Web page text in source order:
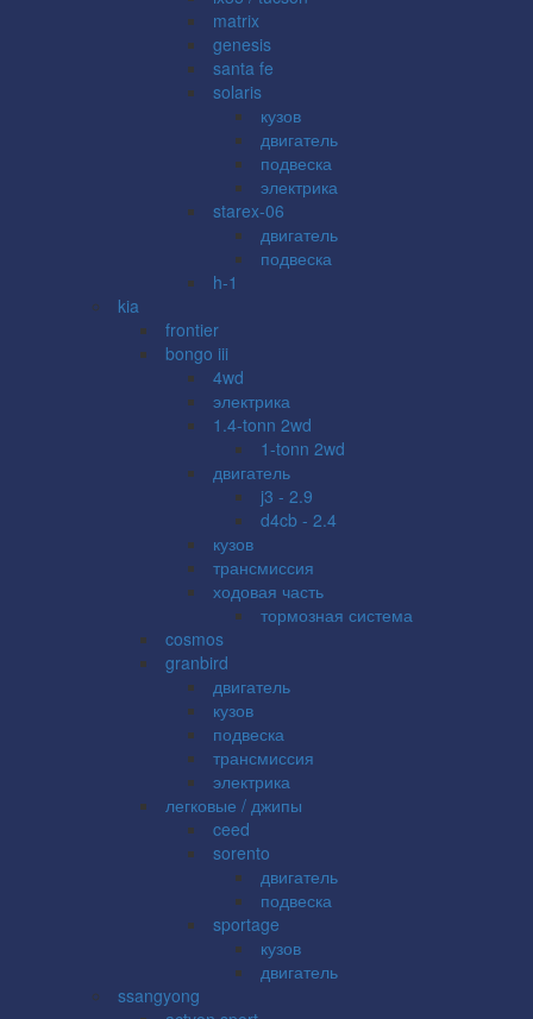
matrix
genesis
santa fe
solaris
кузов
двигатель
подвеска
электрика
starex-06
двигатель
подвеска
h-1
kia
frontier
bongo iii
4wd
электрика
1.4-tonn 2wd
1-tonn 2wd
двигатель
j3 - 2.9
d4cb - 2.4
кузов
трансмиссия
ходовая часть
тормозная система
cosmos
granbird
двигатель
кузов
подвеска
трансмиссия
электрика
легковые / джипы
ceed
sorento
двигатель
подвеска
sportage
кузов
двигатель
ssangyong